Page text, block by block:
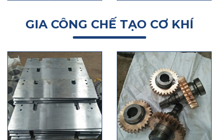
GIA CÔNG CHẾ TẠO CƠ KHÍ